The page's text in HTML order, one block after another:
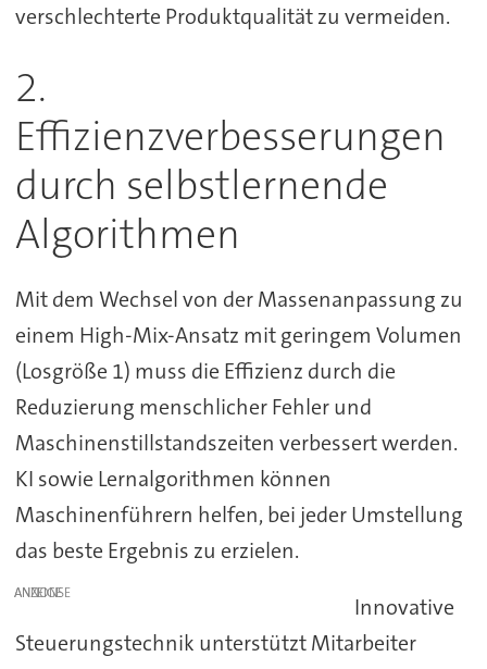
verschlechterte Produktqualität zu vermeiden.
2.
Effizienzverbesserungen
durch selbstlernende
Algorithmen
Mit dem Wechsel von der Massenanpassung zu
einem High-Mix-Ansatz mit geringem Volumen
(Losgröße 1) muss die Effizienz durch die
Reduzierung menschlicher Fehler und
Maschinenstillstandszeiten verbessert werden.
KI sowie Lernalgorithmen können
Maschinenführern helfen, bei jeder Umstellung
das beste Ergebnis zu erzielen.
ANZEIGE
Innovative
Steuerungstechnik unterstützt Mitarbeiter